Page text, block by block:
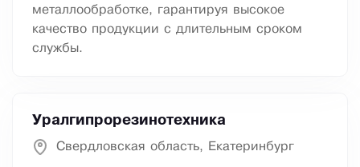
металлообработке, гарантируя высокое
качество продукции с длительным сроком
службы.
Уралгипрорезинотехника
Свердловская область, Екатеринбург